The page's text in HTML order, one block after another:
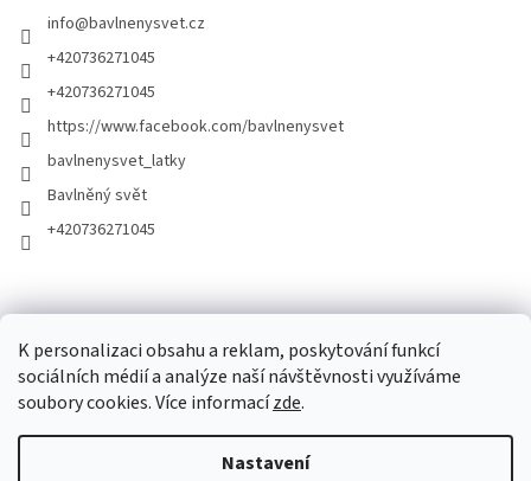
K personalizaci obsahu a reklam, poskytování funkcí
sociálních médií a analýze naší návštěvnosti využíváme
soubory cookies. Více informacízde.
Nastavení
info@bavlnenysvet.cz
+420736271045
+420736271045
https://www.facebook.com/bavlnenysvet
bavlnenysvet_latky
Bavlněný svět
+420736271045